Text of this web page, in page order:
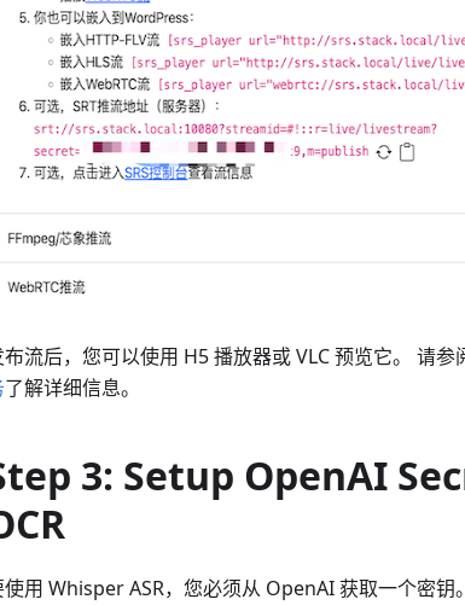
流后，您可以使用 H5 播放器或 VLC 预览它。 请参
了解详细信息。
3: Setup OpenAI
使用 Whisper ASR，您必须从 OpenAI 获取一个密钥